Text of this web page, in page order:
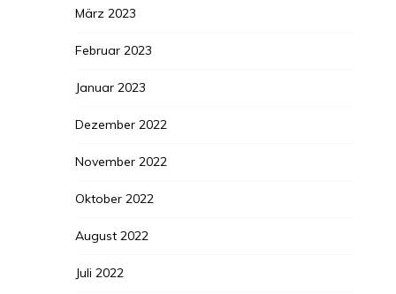
März 2023
Februar 2023
Januar 2023
Dezember 2022
November 2022
Oktober 2022
August 2022
Juli 2022